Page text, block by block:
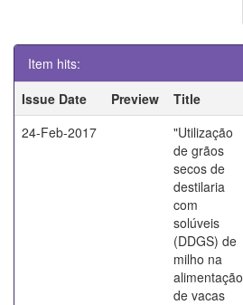
Item hits:
Issue Date
Preview Title
24-Feb-2017
"Utilização
de grãos
secos de
destilaria
com
solúveis
(DDGS) de
milho na
alimentação
de vacas